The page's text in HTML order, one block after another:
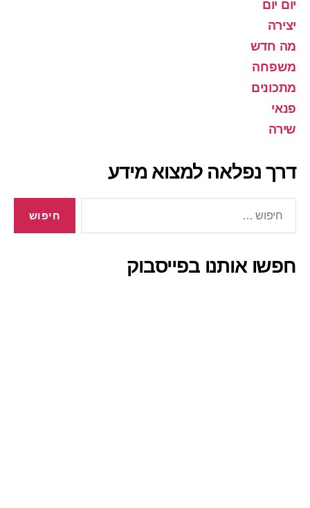
יום יום
יצירה
מה חדש
משפחה
מתכונים
פנאי
שירה
דרך נפלאה למצוא מידע
חפשו אותנו בפייסבוק